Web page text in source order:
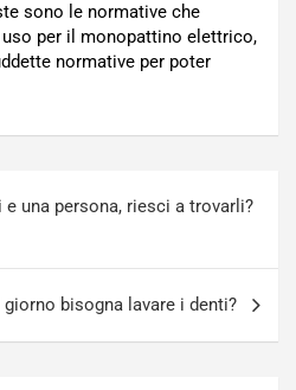
sono le normative che
per il monopattino elettrico,
normative per poter
una persona, riesci a trovarli?
bisogna lavare i denti?